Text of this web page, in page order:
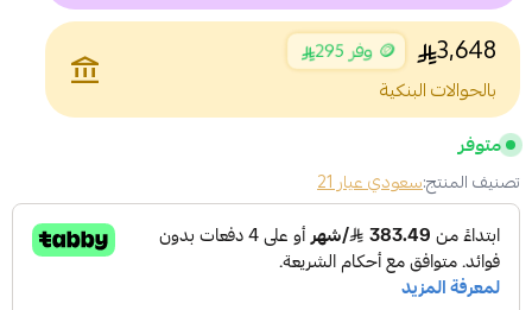
3,648 🪙 وفر 295
بالحوالات البنكية
account_balance
متوفر
تصنيف المنتج:سعودي عيار 21